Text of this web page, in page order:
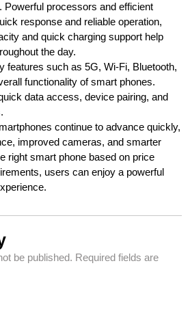
Powerful processors and efficient
response and reliable operation,
and quick charging support help
the day.
features such as 5G, Wi-Fi, Bluetooth,
functionality of smart phones.
data access, device pairing, and
continue to advance quickly,
improved cameras, and smarter
right smart phone based on price
users can enjoy a powerful
be published. Required fields are